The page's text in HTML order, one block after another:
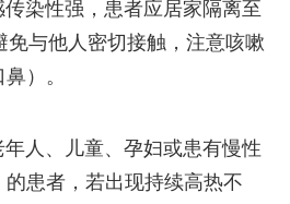
染性强，患者应居家隔离至
免与他人密切接触，注意咳嗽
）。
人、儿童、孕妇或患有慢性
患者，若出现持续高热不